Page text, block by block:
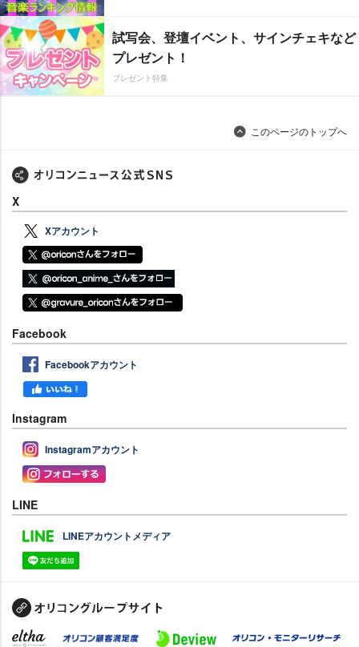
試写会、登壇イベント、サインチェキなど
プレゼント！
プレゼント特集
このページのトップへ
X
Xアカウント
Facebook
Facebookアカウント
Instagram
Instagramアカウント
LINE
LINEアカウントメディア